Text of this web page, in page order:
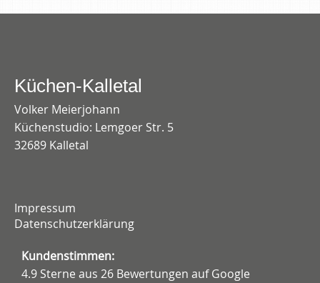
Küchen-Kalletal
Volker Meierjohann
Küchenstudio: Lemgoer Str. 5
32689 Kalletal
Impressum
Datenschutzerklärung
Kundenstimmen:
4.9 Sterne aus 26 Bewertungen auf Google